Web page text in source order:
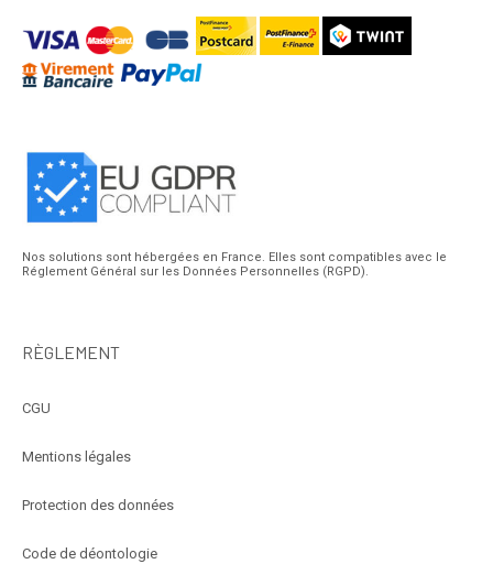
Nos solutions sont hébergées en France. Elles sont compatibles avec le
Réglement Général sur les Données Personnelles (RGPD).
RÈGLEMENT
CGU
Mentions légales
Protection des données
Code de déontologie